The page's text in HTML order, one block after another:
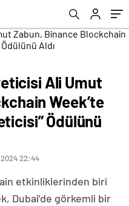
Ali Umut
Week’te
Ödülünü
2024 22:44
etkinliklerinden biri
Dubai'de görkemli bir